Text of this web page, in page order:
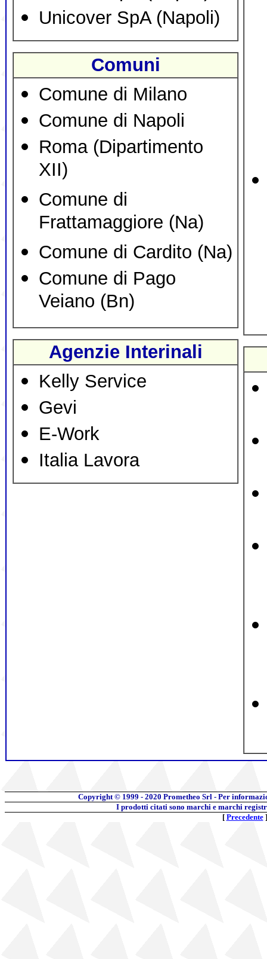
Unicover SpA (Napoli)
Comuni
Comune di Milano
Comune di Napoli
Roma (Dipartimento
XII)
Comune di
Frattamaggiore (Na)
Comune di Cardito (Na)
Comune di Pago
Veiano (Bn)
Agenzie Interinali
Kelly Service
Gevi
E-Work
Italia Lavora
Copyright © 1999 - 2020 Prometheo Srl - Per
I prodotti citati sono marchi e marchi
[ Precedente]